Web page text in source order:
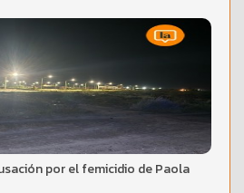
por el femicidio de Paola